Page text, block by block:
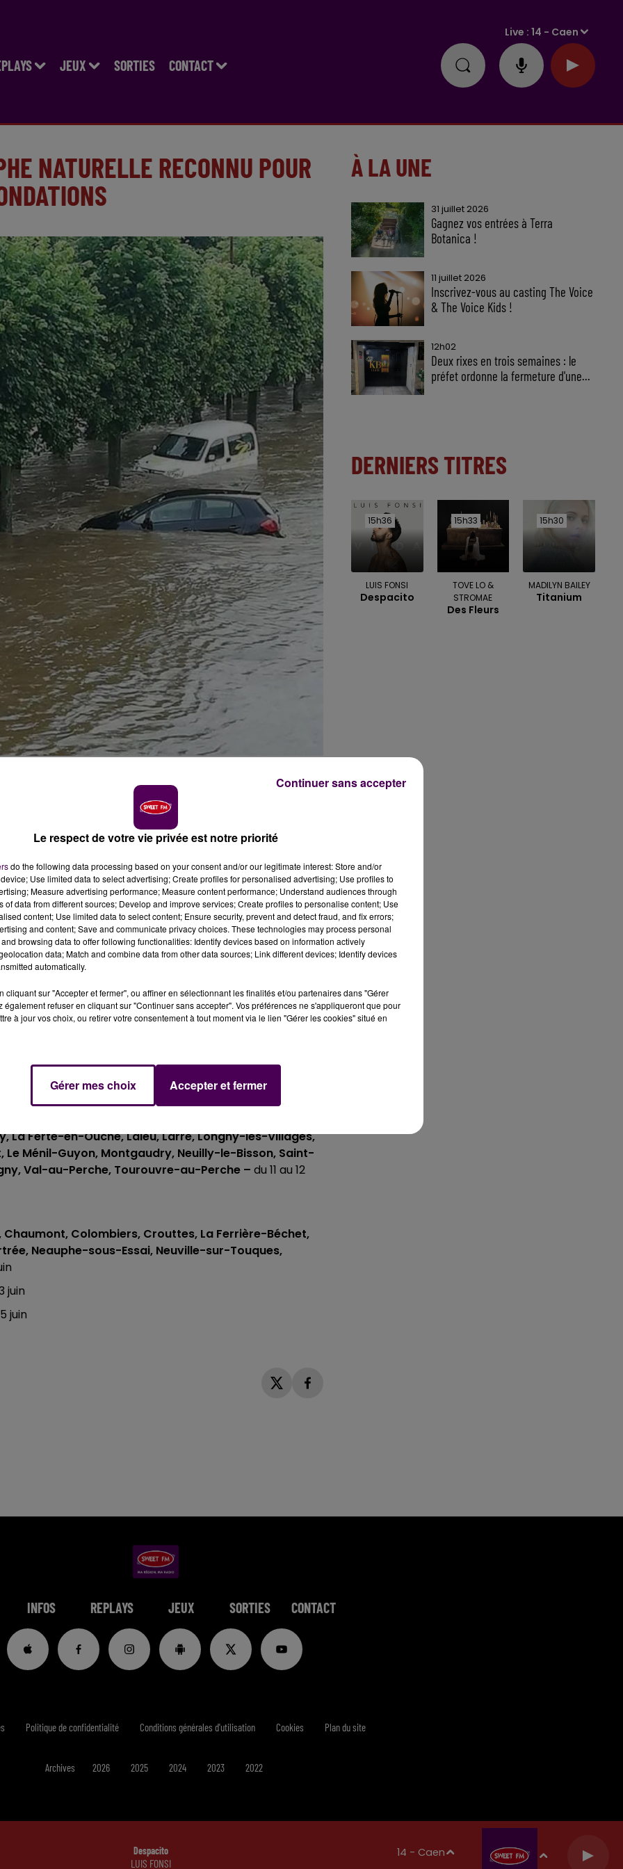
JEUX SORTIES CONTACT
Live :14 - Caen
NATURELLE RECONNU POUR
catastrophe naturelle après les inondations et
a été publié le mercredi 15 août au journal officiel.
s’accélérer. L’arrêté reconnaissant l’état de
les inondations et coulées de boues survenues au
au journal officiel.
:
- 28 mai
Saint-Sulpice-sur-Risle
Ceaucé, Le Chalange, Rives-d’Andaine,
La Ferté-en-Ouche, Laleu, Larré, Longny-les-Villages,
Ménil-Guyon, Montgaudry, Neuilly-le-Bisson, Saint-
Val-au-Perche, Tourouvre-au-Perche – du 11 au 12
Colombiers, Crouttes, La Ferrière-Béchet,
Neauphe-sous-Essai, Neuville-sur-Touques,
juin
juin
À LA UNE
31 juillet 2026
Gagnez vos entrées à Terra
Botanica !
11 juillet 2026
Inscrivez-vous au casting The Voice
& The Voice Kids !
12h02
Deux rixes en trois semaines : le
préfet ordonne la fermeture d'une...
DERNIERS TITRES
15h36
15h36
LUIS FONSI
Despacito
15h33
15h33
TOVE LO &
STROMAE
Des Fleurs
15h30
15h30
MADILYN BAILEY
Titanium
INFOS REPLAYS JEUX SORTIES CONTACT
Despacito
LUIS FONSI
14 - Caen
Politique de confidentialité Conditions générales d'utilisation Cookies Plan du site
Archives 2026 2025 2024 2023 2022
Le respect de votre vie privée est notre priorité
do the following data processing based on your consent and/or our legitimate interest: Store and/or
Use limited data to select advertising; Create profiles for personalised advertising; Use profiles to
Measure advertising performance; Measure content performance; Understand audiences through
of data from different sources; Develop and improve services; Create profiles to personalise content; Use
content; Use limited data to select content; Ensure security, prevent and detect fraud, and fix errors;
and content; Save and communicate privacy choices. These technologies may process personal
browsing data to offer following functionalities: Identify devices based on information actively
data; Match and combine data from other data sources; Link different devices; Identify devices
automatically.
cliquant sur "Accepter et fermer", ou affiner en sélectionnant les finalités et/ou partenaires dans "Gérer
également refuser en cliquant sur "Continuer sans accepter". Vos préférences ne s'appliqueront que pour
à jour vos choix, ou retirer votre consentement à tout moment via le lien "Gérer les cookies" situé en
Gérer mes choix Accepter et fermer
Continuer sans accepter